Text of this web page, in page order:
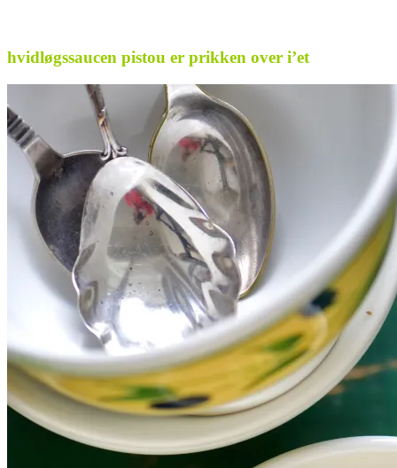
hvidløgssaucen pistou er prikken over i’et